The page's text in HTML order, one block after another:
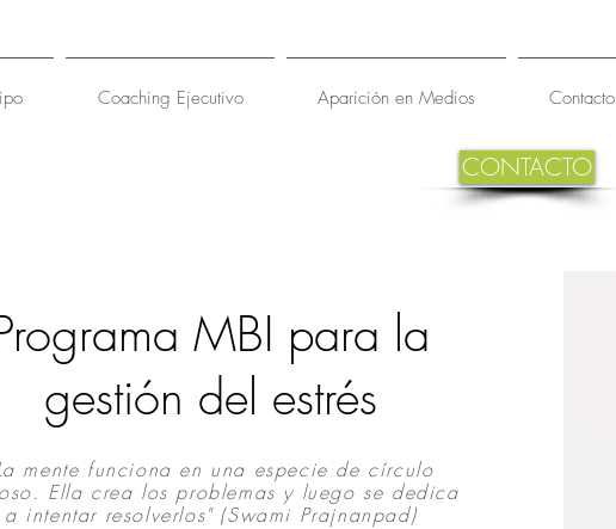
Coaching Ejecutivo Aparición en Medios Contacto
CONTACTO
mente funciona en una especie de círculo
Ella crea los problemas y luego se dedica
a intentar resolverlos" (Swami Prajnanpad)
MBI para la
gestión del estrés